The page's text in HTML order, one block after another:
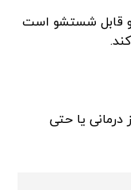
قابل شستشو است
درمانی یا حتی